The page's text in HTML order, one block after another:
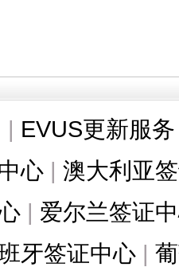
| EVUS更新服务
心 | 澳大利亚
| 爱尔兰签证
牙签证中心 |